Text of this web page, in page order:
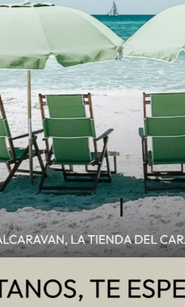
ACSI 2026 en su
buscan precios reducidos
3,000 campings repartidos por
, una organización con
con descuentos.
en campingsfuera de
de alojamiento.
pensada